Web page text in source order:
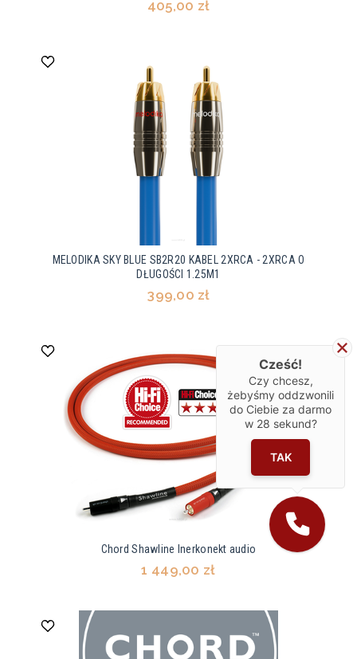
405,00 zł
MELODIKA SKY BLUE SB2R20 KABEL 2XRCA - 2XRCA O
DŁUGOŚCI 1.25M1
399,00 zł
Chord Shawline Inerkonekt audio
1 449,00 zł
Cześć!
Czy chcesz,
żebyśmy oddzwonili
do Ciebie za darmo
w 28 sekund?
TAK